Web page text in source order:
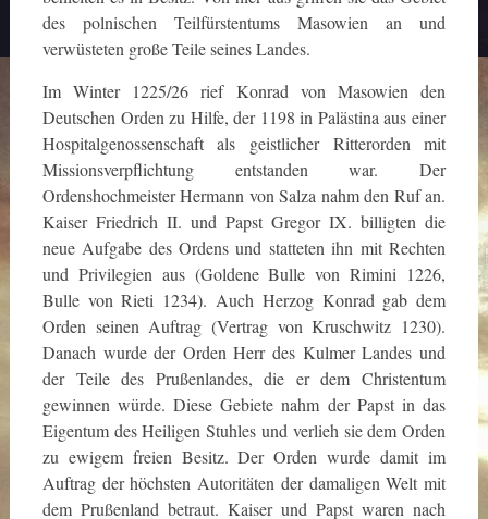
des polnischen Teilfürstentums Masowien an und
verwüsteten große Teile seines Landes.
Im Winter 1225/26 rief Konrad von Masowien den
Deutschen Orden zu Hilfe, der 1198 in Palästina aus einer
Hospitalgenossenschaft als geistlicher Ritterorden mit
Missionsverpflichtung entstanden war. Der
Ordenshochmeister Hermann von Salza nahm den Ruf an.
Kaiser Friedrich II. und Papst Gregor IX. billigten die
neue Aufgabe des Ordens und statteten ihn mit Rechten
und Privilegien aus (Goldene Bulle von Rimini 1226,
Bulle von Rieti 1234). Auch Herzog Konrad gab dem
Orden seinen Auftrag (Vertrag von Kruschwitz 1230).
Danach wurde der Orden Herr des Kulmer Landes und
der Teile des Prußenlandes, die er dem Christentum
gewinnen würde. Diese Gebiete nahm der Papst in das
Eigentum des Heiligen Stuhles und verlieh sie dem Orden
zu ewigem freien Besitz. Der Orden wurde damit im
Auftrag der höchsten Autoritäten der damaligen Welt mit
dem Prußenland betraut. Kaiser und Papst waren nach